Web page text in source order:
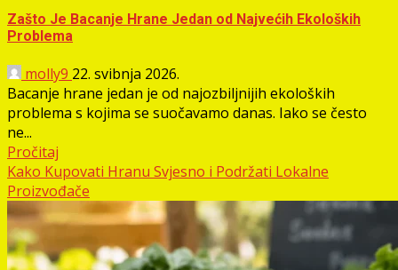
Zašto Je Bacanje Hrane Jedan od Najvećih Ekoloških
Problema
molly9 22. svibnja 2026.
Bacanje hrane jedan je od najozbiljnijih ekoloških
problema s kojima se suočavamo danas. Iako se često
ne...
Pročitaj
Kako Kupovati Hranu Svjesno i Podržati Lokalne
Proizvođače